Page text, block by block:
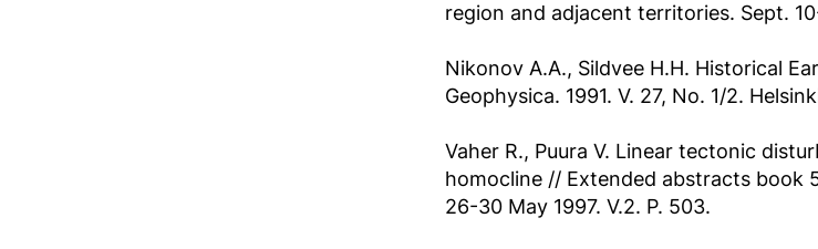
region and adjacent territories. Sept.
Nikonov A.A., Sildvee H.H. Historical
Geophysica. 1991. V. 27, No. 1/2.
Vaher R., Puura V. Linear tectonic
homocline // Extended abstracts book
26-30 May 1997. V.2. P. 503.